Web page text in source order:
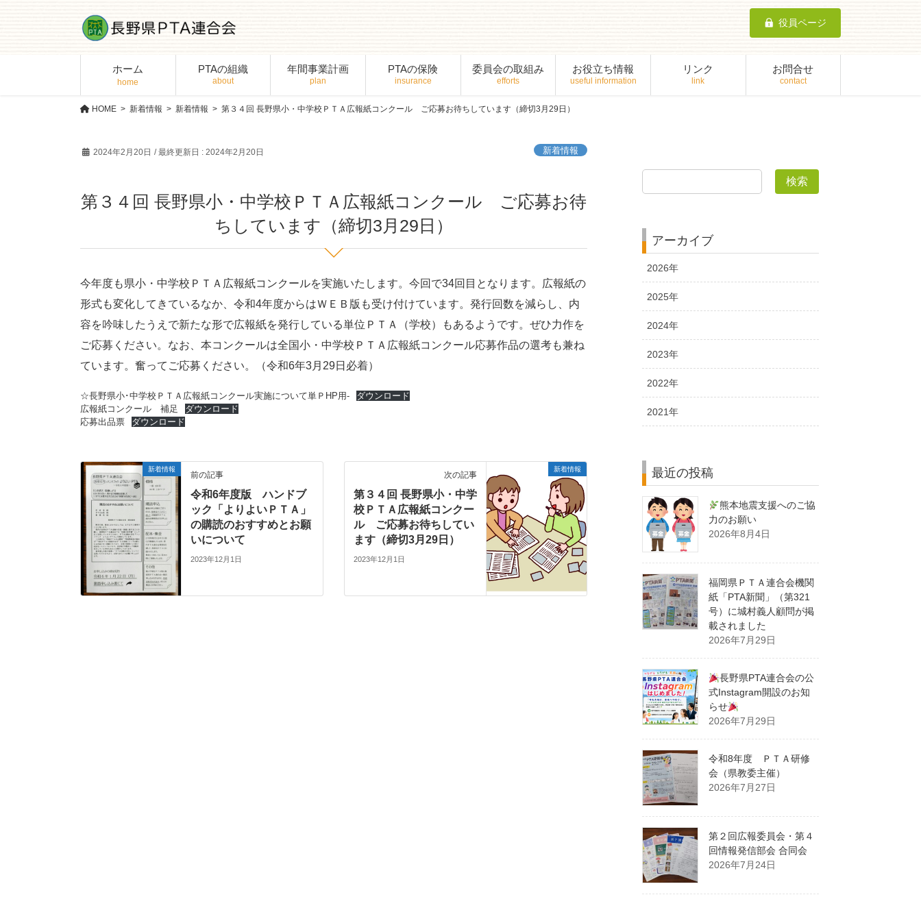
役員ページ
ホーム PTAの組織 年間事業計画 PTAの保険 委員会の取組み お役立ち情報 リンク お問合せ
HOME 新着情報 新着情報 第３４回 長野県小・中学校ＰＴＡ広報紙コンクール ご応募お待ちしています（締切3月29日）
2024年2月20日 / 最終更新日 : 2024年2月20日 新着情報
第３４回 長野県小・中学校ＰＴＡ広報紙コンクール ご応募お待
ちしています（締切3月29日）
今年度も県小・中学校ＰＴＡ広報紙コンクールを実施いたします。今回で34回目となります。広報紙の
形式も変化してきているなか、令和4年度からはＷＥＢ版も受け付けています。発行回数を減らし、内
容を吟味したうえで新たな形で広報紙を発行している単位ＰＴＡ（学校）もあるようです。ぜひ力作を
ご応募ください。なお、本コンクールは全国小・中学校ＰＴＡ広報紙コンクール応募作品の選考も兼ね
ています。奮ってご応募ください。（令和6年3月29日必着）
☆長野県小･中学校ＰＴＡ広報紙コンクール実施について単ＰHP用-
ダウンロード
広報紙コンクール 補足
ダウンロード
応募出品票
ダウンロード
新着情報
前の記事
令和6年度版 ハンドブ
ック「よりよいＰＴＡ」
の購読のおすすめとお願
いについて
2023年12月1日
新着情報
次の記事
第３４回 長野県小・中学
校ＰＴＡ広報紙コンクー
ル ご応募お待ちしてい
ます（締切3月29日）
2023年12月1日
検索
アーカイブ
2026年
2025年
2024年
2023年
2022年
2021年
最近の投稿
熊本地震支援へのご協
力のお願い
2026年8月4日
福岡県ＰＴＡ連合会機関
紙「PTA新聞」（第321
号）に城村義人顧問が掲
載されました
2026年7月29日
長野県PTA連合会の公
式Instagram開設のお知
らせ
2026年7月29日
令和8年度 ＰＴＡ研修
会（県教委主催）
2026年7月27日
第２回広報委員会・第４
回情報発信部会 合同会
2026年7月24日